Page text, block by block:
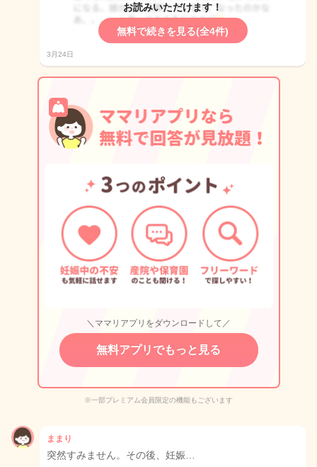
お読みいただけます！
無料で続きを見る(全4件)
3月24日
＼ママリアプリをダウンロードして／
無料アプリでもっと見る
※一部プレミアム会員限定の機能もございます
ままり
突然すみません。その後、妊娠…